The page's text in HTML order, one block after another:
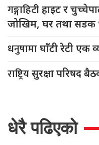
गङ्गाहिटीहाइट र
जोखिम, घर तथा सडक
धनुषामाघाँटी रेटी एक
राष्ट्रियसुरक्षा परिषद
धेरै पढिएको